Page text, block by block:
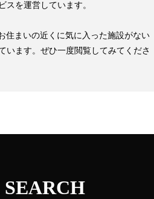
を運営しています。
住まいの近くに気に入った施設がない
います。ぜひ一度閲覧してみてくださ